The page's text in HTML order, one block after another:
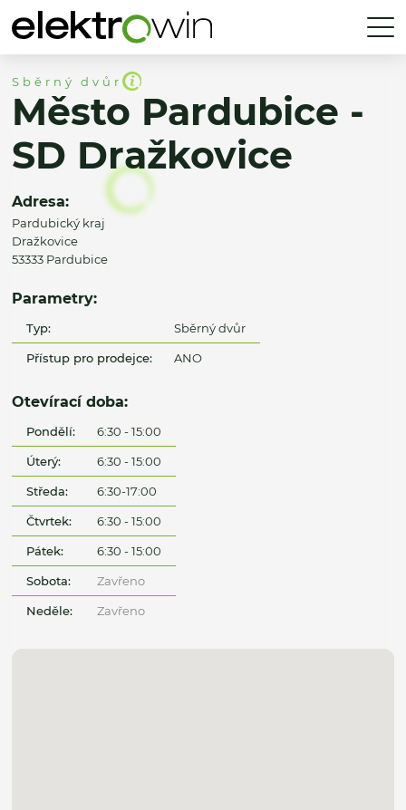
Sběrný dvůr
Město Pardubice -
SD Dražkovice
Adresa:
Pardubický kraj
Dražkovice
53333 Pardubice
Parametry:
Typ: Sběrný dvůr
Přístup pro prodejce: ANO
Otevírací doba:
Pondělí: 6:30 - 15:00
Úterý: 6:30 - 15:00
Středa: 6:30-17:00
Čtvrtek: 6:30 - 15:00
Pátek: 6:30 - 15:00
Sobota: Zavřeno
Neděle: Zavřeno